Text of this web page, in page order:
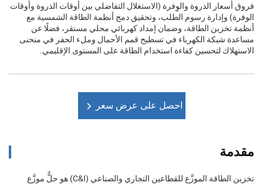
فروق أسعار الذروة والوِفرة (الاستغلال التفاضلي بين أوقات الذروة وأوقات
الوفرة) وإدارة رسوم الطلب، وتحقيق دمج أنظمة الطاقة الشمسية مع
أنظمة تخزين الطاقة، وضمان إمداد كهربائي محلي مستقر، فضلًا عن
مساعدة شبكة الكهرباء في تسطيح قمم الأحمال وملء الحفر في منحنى
الاستهلاك لتحسين كفاءة استخدام الطاقة على المستوى الإقليمي.
احصل على عرض سعر
مقدمة
تخزين الطاقة الموزَّع للقطاعين التجاري والصناعي (C&I) هو حلٌّ موزَّع